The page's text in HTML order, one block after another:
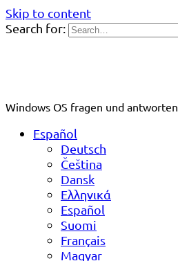
Skip to content
Search for:
Windows OS fragen und antworten
Español
Deutsch
Čeština
Dansk
Ελληνικά
Español
Suomi
Français
Magyar